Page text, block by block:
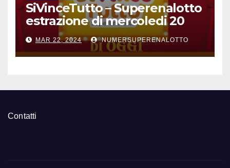
SiVinceTutto – Superenalotto
estrazione di mercoledi 20
marzo 2024 numeri vincenti
e quote
MAR 22, 2024 NUMERSUPERENALOTTO
Contatti